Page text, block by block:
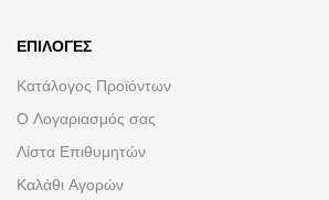
ΕΠΙΛΟΓΈΣ
Κατάλογος Προϊόντων
Ο Λογαριασμός σας
Λίστα Επιθυμητών
Καλάθι Αγορών